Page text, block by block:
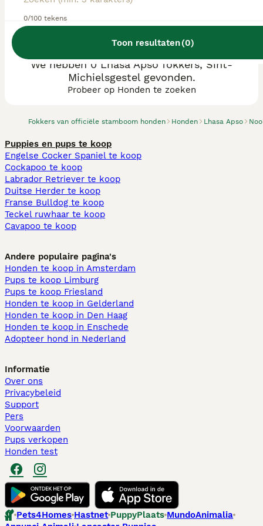
0/100 tekens
Toon resultaten(0)
Fokkers van officiële stamboom honden Honden Lhasa Apso
We hebben 0 Lhasa Apso fokkers, Sint-
Michielsgestel gevonden.
Probeer op Honden te zoeken
Puppies en pups te koop
Engelse Cocker Spaniel te koop
Cockapoo te koop
Labrador Retriever te koop
Duitse Herder te koop
Franse Bulldog te koop
Teckel ruwhaar te koop
Cavapoo te koop
Andere populaire pagina's
Honden te koop in Amsterdam
Pups te koop Limburg​
Pups te koop Friesland​
Honden te koop in Gelderland
Honden te koop in Den Haag
Honden te koop in Enschede
Adopteer hond in Nederland
Informatie
Over ons
Privacybeleid
Support
Pers
Voorwaarden
Pups verkopen
Honden test
Pets4Homes Hastnet PuppyPlaats MundoAnimalia